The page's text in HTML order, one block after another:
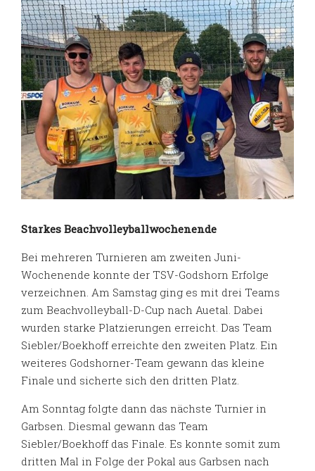
Starkes Beachvolleyballwochenende
Bei mehreren Turnieren am zweiten Juni-
Wochenende konnte der TSV-Godshorn Erfolge
verzeichnen. Am Samstag ging es mit drei Teams
zum Beachvolleyball-D-Cup nach Auetal. Dabei
wurden starke Platzierungen erreicht. Das Team
Siebler/Boekhoff erreichte den zweiten Platz. Ein
weiteres Godshorner-Team gewann das kleine
Finale und sicherte sich den dritten Platz.
Am Sonntag folgte dann das nächste Turnier in
Garbsen. Diesmal gewann das Team
Siebler/Boekhoff das Finale. Es konnte somit zum
dritten Mal in Folge der Pokal aus Garbsen nach